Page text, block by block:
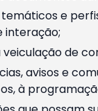
e
interação;
de
avisos e
à